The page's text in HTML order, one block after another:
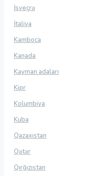
İsveçrə
İtaliya
Kamboca
Kanada
Kayman adaları
Kipr
Kolumbiya
Kuba
Qazaxıstan
Qətər
Qırğızıstan